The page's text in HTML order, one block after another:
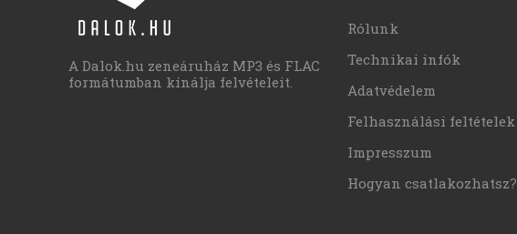
A Dalok.hu zeneáruház MP3 és FLAC
formátumban kínálja felvételeit.
Rólunk
Technikai infók
Adatvédelem
Felhasználási feltételek
Impresszum
Hogyan csatlakozhatsz?